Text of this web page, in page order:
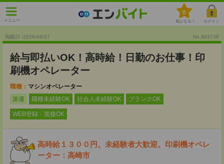
メニュー
0
気になる！ ログイン
掲載日 :2026/08/07 No.893738
給与即払いOK！高時給！日勤のお仕事！印
刷機オペレーター
職種： マシンオペレーター
派遣
職種未経験OK 社会人未経験OK ブランクOK
WEB登録・面接OK
高時給１３００円。未経験者大歓迎。印刷機オペレ
ーター：高崎市